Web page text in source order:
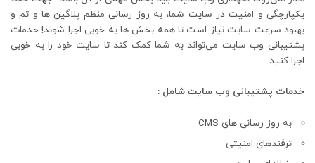
یکپارچگی و امنیت در سایت شما، به روز رسانی منظم پلاگین ها و تم و
بهبود سرعت سایت نیاز است تا همه بخش ها به خوبی اجرا شوند! خدمات
پشتیبانی وب سایت می‌تواند به شما کمک کند تا سایت خود را به خوبی
اجرا کنید.
خدمات پشتیبانی وب سایت شامل :
به روز رسانی های CMS
ترفندهای امنیتی